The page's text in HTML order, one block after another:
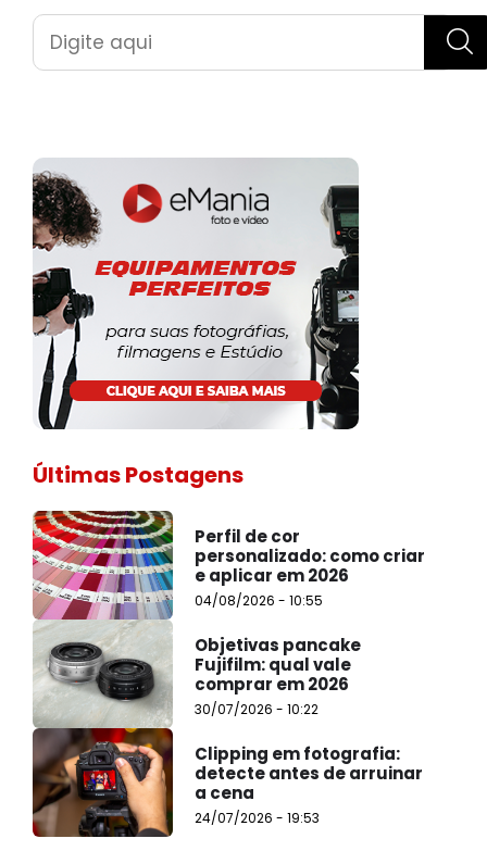
Pesquisar
Últimas Postagens
Perfil de cor
personalizado: como criar
e aplicar em 2026
04/08/2026 - 10:55
Objetivas pancake
Fujifilm: qual vale
comprar em 2026
30/07/2026 - 10:22
Clipping em fotografia:
detecte antes de arruinar
a cena
24/07/2026 - 19:53